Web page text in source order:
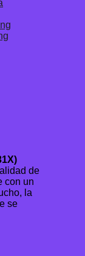
de
con un
la
se